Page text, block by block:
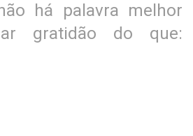
há palavra melhor
gratidão do que: